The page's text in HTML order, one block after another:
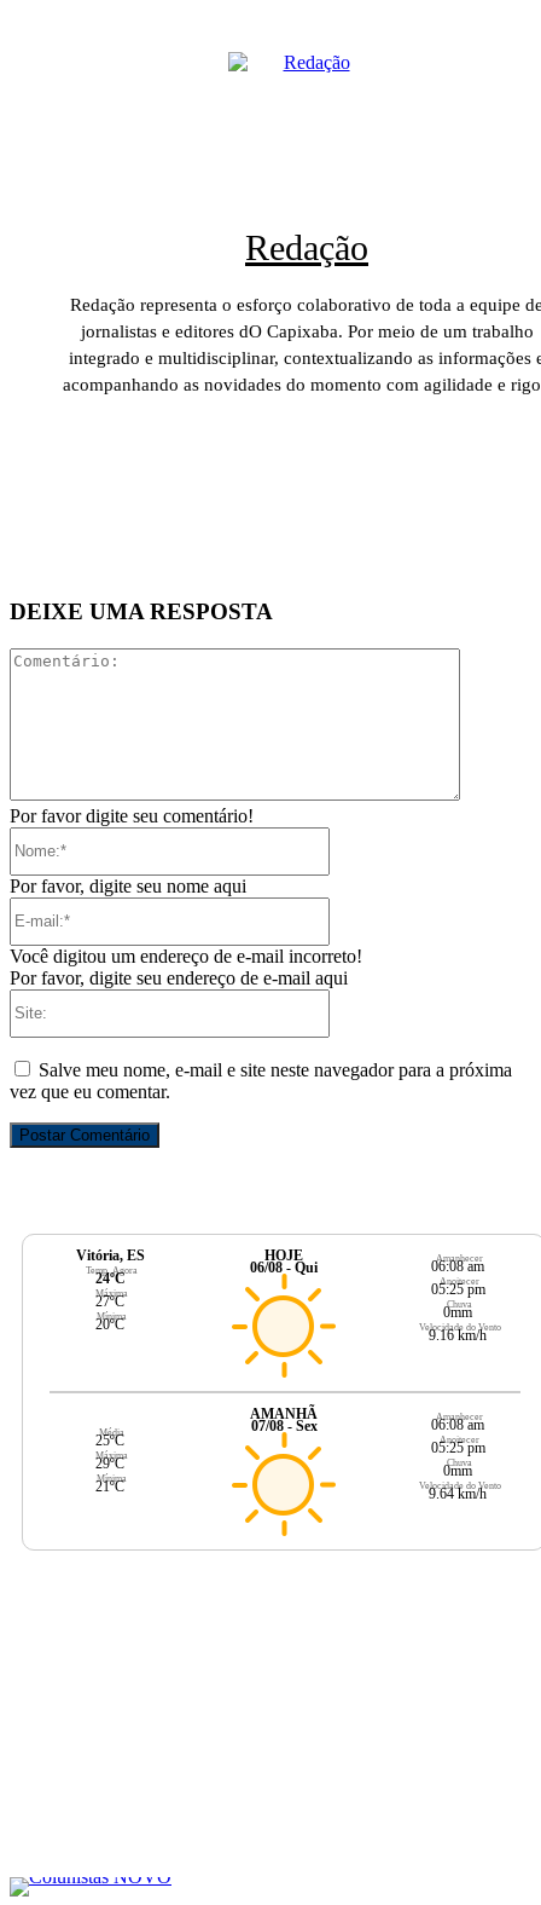
Redação
Redação representa o esforço colaborativo de toda a equipe
jornalistas e editores dO Capixaba. Por meio de um trabalho
integrado e multidisciplinar, contextualizando as informações
acompanhando as novidades do momento com agilidade e
DEIXE UMA RESPOSTA
Por favor digite seu comentário!
Por favor, digite seu nome aqui
Você digitou um endereço de e-mail incorreto!
Por favor, digite seu endereço de e-mail aqui
Salve meu nome, e-mail e site neste navegador para a próxima
vez que eu comentar.
Vitória, ES
Temp. Agora
24ºC
Máxima
27ºC
Mínima
20ºC
HOJE
06/08 - Qui
Amanhecer
06:08 am
Anoitecer
05:25 pm
Chuva
0mm
Velocidade do Vento
9.16 km/h
Média
25ºC
Máxima
29ºC
Mínima
21ºC
AMANHÃ
07/08 - Sex
Amanhecer
06:08 am
Anoitecer
05:25 pm
Chuva
0mm
Velocidade do Vento
9.64 km/h